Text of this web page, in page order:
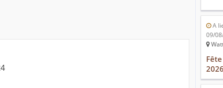
A
09/
2026